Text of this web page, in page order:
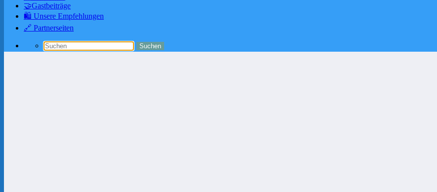
🤝Gastbeiträge
🛍️ Unsere Empfehlungen
🔗 Partnerseiten